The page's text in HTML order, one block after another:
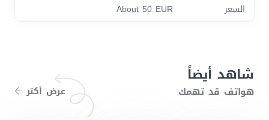
السعر
About 50 EUR
شاهد أيضاً
هواتف قد تهمك عرض أكتر